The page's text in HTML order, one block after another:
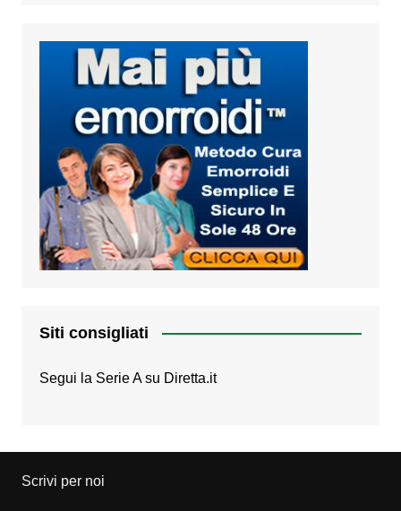
Siti consigliati
Segui la Serie A su Diretta.it
Scrivi per noi